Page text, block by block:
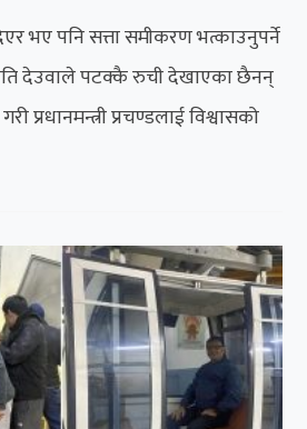
दिएर भए पनि सत्ता समीकरण भत्काउनुपर्ने
देउवाले पटक्कै रुची देखाएका छैनन्
प्रधानमन्त्री प्रचण्डलाई विश्वासको